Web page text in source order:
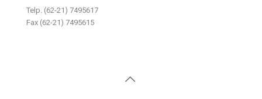
Telp. (62-21) 7495617
Fax (62-21) 7495615